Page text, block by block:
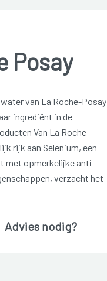
Posay
van La Roche-Posay
ingrediënt in de
Van La Roche
rijk aan Selenium, een
met opmerkelijke anti-
verzacht het
Advies nodig?